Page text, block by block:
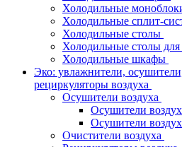
Холодильные
Холодильные сплит-
Холодильные столы
Холодильные столы
Холодильные шкафы
Эко: увлажнители,
рециркуляторы воздуха
Осушители воздуха
Осушители
Осушители
Очистители воздуха